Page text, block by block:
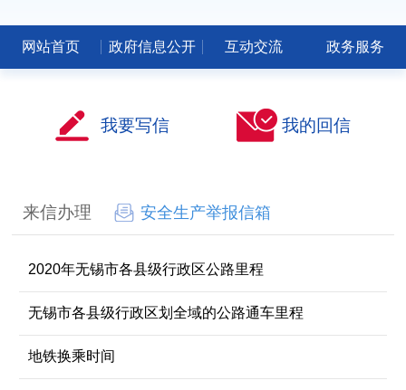
网站首页 政府信息公开 互动交流 政务服务
我要写信 我的回信
来信办理 安全生产举报信箱
2020年无锡市各县级行政区公路里程
无锡市各县级行政区划全域的公路通车里程
地铁换乘时间